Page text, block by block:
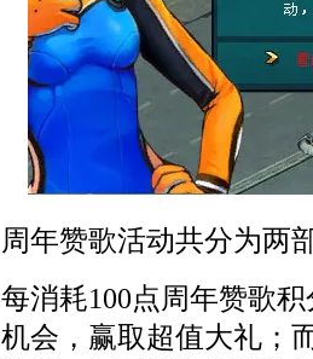
周年赞歌活动共分为两
每消耗100点周年赞歌
机会，赢取超值大礼；